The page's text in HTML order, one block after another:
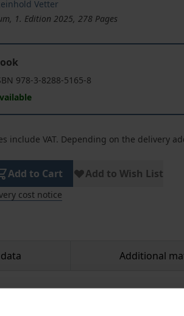
Vetter
1. Edition 2025, 278 Pages
978-3-8288-5165-8
include VAT. Depending on the delivery
Add to Cart Add to Wish List
cost notice
Additional
against restrictive abortion laws